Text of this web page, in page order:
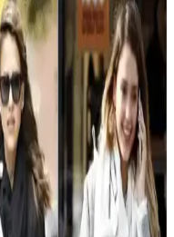
Ayakkabı
tutan ayakkabılar öne
gibi modeller farklı
önerileriyle sunuluyor.
Birkaç Ucuz
Tercih
ve bakım
için kaliteli tek çift,